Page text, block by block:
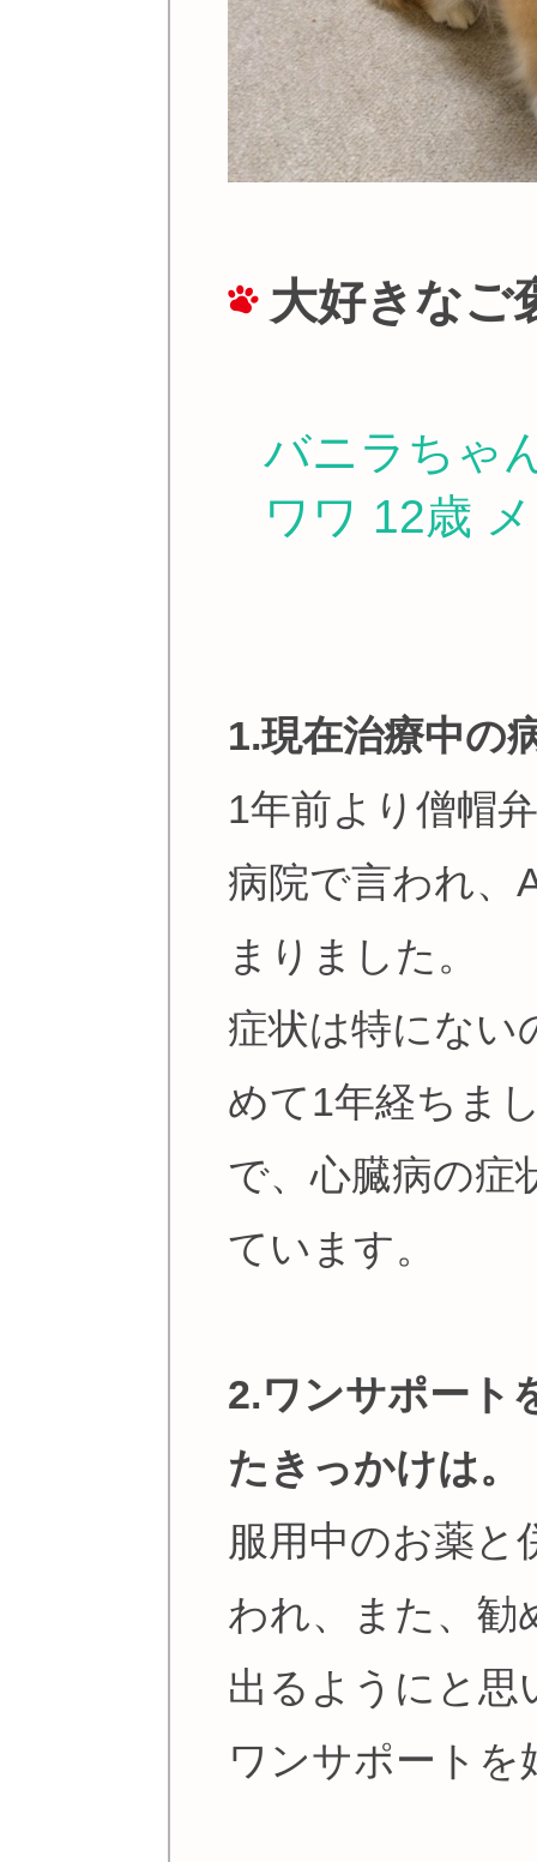
大好きなご
バニラちゃ
ワワ 12歳
1.現在治療中の
1年前より僧帽
病院で言われ、
まりました。
症状は特にない
めて1年経ちま
で、心臓病の症
ています。
2.ワンサポート
たきっかけは。
服用中のお薬と
われ、また、勧
出るようにと思
ワンサポートを